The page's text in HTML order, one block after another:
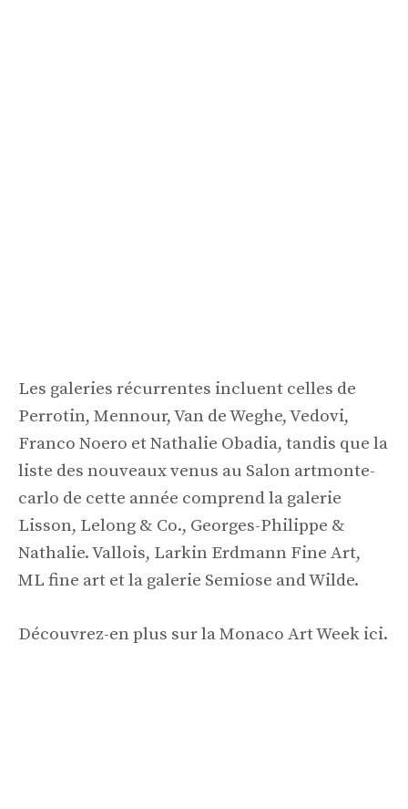
Les galeries récurrentes incluent celles de
Perrotin, Mennour, Van de Weghe, Vedovi,
Franco Noero et Nathalie Obadia, tandis que la
liste des nouveaux venus au Salon artmonte-
carlo de cette année comprend la galerie
Lisson, Lelong & Co., Georges-Philippe &
Nathalie. Vallois, Larkin Erdmann Fine Art,
ML fine art et la galerie Semiose and Wilde.
Découvrez-en plus sur la Monaco Art Week ici.